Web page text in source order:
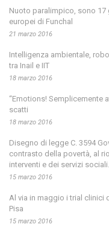
Nuoto paralimpico, sono 17
europei di Funchal
21 marzo 2016
Intelligenza ambientale,
tra Inail e IIT
18 marzo 2016
“Emotions! Semplicemente
scatti
18 marzo 2016
Disegno di legge C. 3594
contrasto della povertà, al
interventi e dei servizi sociali.
15 marzo 2016
Al via in maggio i trial clinici
Pisa
15 marzo 2016